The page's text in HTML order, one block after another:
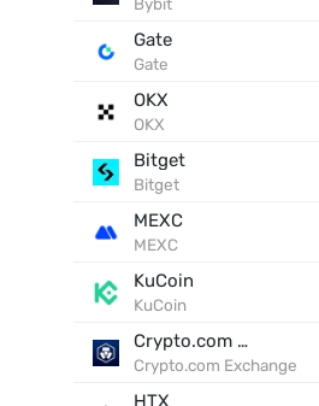
Gate
Gate
OKX
OKX
Bitget
Bitget
MEXC
MEXC
KuCoin
KuCoin
Crypto.com Exchange
Crypto.com Exchange
HTX